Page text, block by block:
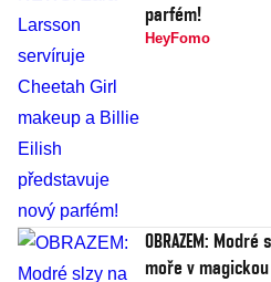
parfém!
HeyFomo
OBRAZEM:
moře v